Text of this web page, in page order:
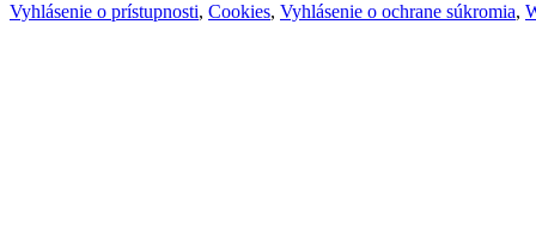
Vyhlásenie o prístupnosti, Cookies, Vyhlásenie o ochrane súkromia,